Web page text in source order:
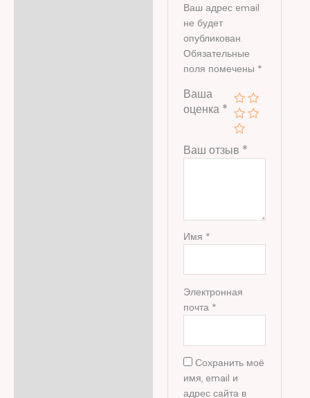
Ваш адрес email
не будет
опубликован.
Обязательные
поля помечены *
Ваша
оценка *
Ваш отзыв *
Имя *
Электронная
почта *
Сохранить моё
имя, email и
адрес сайта в